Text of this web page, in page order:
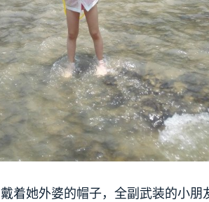
戴着她外婆的帽子，全副武装的小朋